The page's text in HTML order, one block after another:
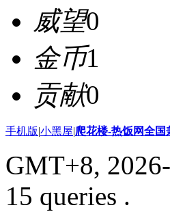
威望0
金币1
贡献0
手机版|小黑屋|爬花楼-热饭网全
GMT+8,
15 queries .